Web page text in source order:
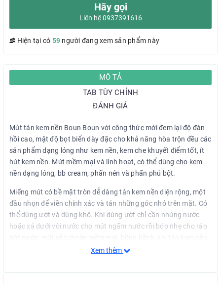
Hãy gọi
Liên hệ 0937391616
Hiện tại có 59 người đang xem sản phẩm này
MÔ TẢ
TAB TÙY CHỈNH
ĐÁNH GIÁ
Mút tán kem nền Boun Boun với công thức mới đem lại độ đàn
hồi cao, mật độ bọt biển dày đặc cho khả năng hòa trộn đều các
sản phẩm dạng lỏng như kem nền, kem che khuyết điểm tốt, ít
hút kem nền. Mút mềm mại và linh hoạt, có thể dùng cho kem
nền dạng lỏng, bb cream, phấn nén và phấn phủ bột.
Miếng mút có bề mặt tròn dễ dàng tán kem nền diện rộng, một
đầu nhọn để viền chính xác và tán những góc nhỏ trên mặt. Có
thể dùng ướt và dùng khô. Khi dùng ướt chỉ cần nhúng nước
hoặc xả dưới vòi nước cho mút ngấm nước rồi bóp nhẹ cho ráo
Xem thêm